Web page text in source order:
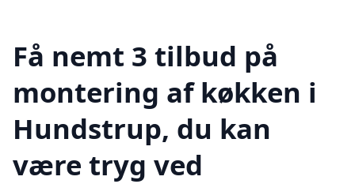
Få nemt 3 tilbud på
montering af køkken i
Hundstrup, du kan
være tryg ved